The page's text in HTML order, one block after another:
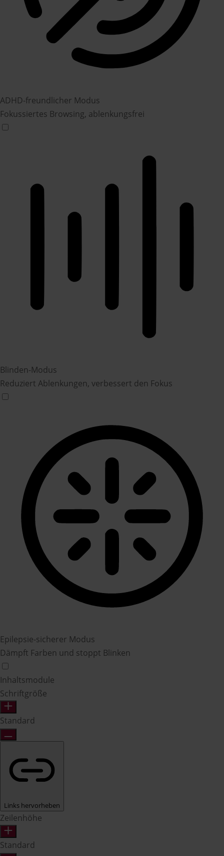
ADHD-freundlicher Modus
Fokussiertes Browsing, ablenkungsfrei
Blinden-Modus
Reduziert Ablenkungen, verbessert den Fokus
Epilepsie-sicherer Modus
Dämpft Farben und stoppt Blinken
Inhaltsmodule
Schriftgröße
Standard
Links hervorheben
Zeilenhöhe
Standard